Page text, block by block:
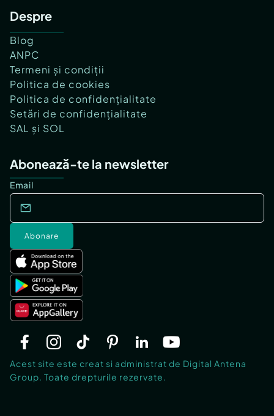
Despre
Blog
ANPC
Termeni și condiții
Politica de cookies
Politica de confidențialitate
Setări de confidențialitate
SAL și SOL
Abonează-te la newsletter
Email
Abonare
Acest site este creat si administrat de Digital Antena
Group. Toate drepturile rezervate.